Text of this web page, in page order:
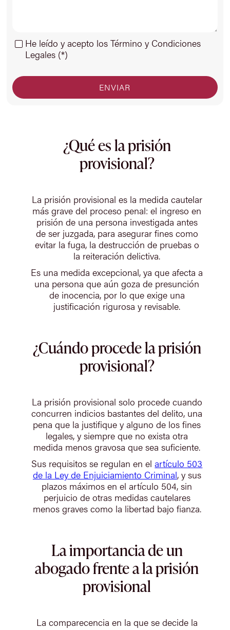
He leído y acepto los Término y Condiciones
Legales (*)
¿Qué es la prisión
provisional?
La prisión provisional es la medida cautelar
más grave del proceso penal: el ingreso en
prisión de una persona investigada antes
de ser juzgada, para asegurar fines como
evitar la fuga, la destrucción de pruebas o
la reiteración delictiva.
Es una medida excepcional, ya que afecta a
una persona que aún goza de presunción
de inocencia, por lo que exige una
justificación rigurosa y revisable.
¿Cuándo procede la prisión
provisional?
La prisión provisional solo procede cuando
concurren indicios bastantes del delito, una
pena que la justifique y alguno de los fines
legales, y siempre que no exista otra
medida menos gravosa que sea suficiente.
Sus requisitos se regulan en elartículo 503
de la Ley de Enjuiciamiento Criminal, y sus
plazos máximos en el artículo 504, sin
perjuicio de otras medidas cautelares
menos graves como la libertad bajo fianza.
La importancia de un
abogado frente a la prisión
provisional
La comparecencia en la que se decide la